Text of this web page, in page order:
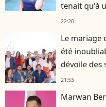
tenait qu'à
22:20
Le mariage
été
dévoile des
21:53
Marwan